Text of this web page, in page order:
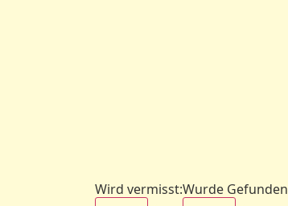
Wird vermisst:Wurde Gefunden